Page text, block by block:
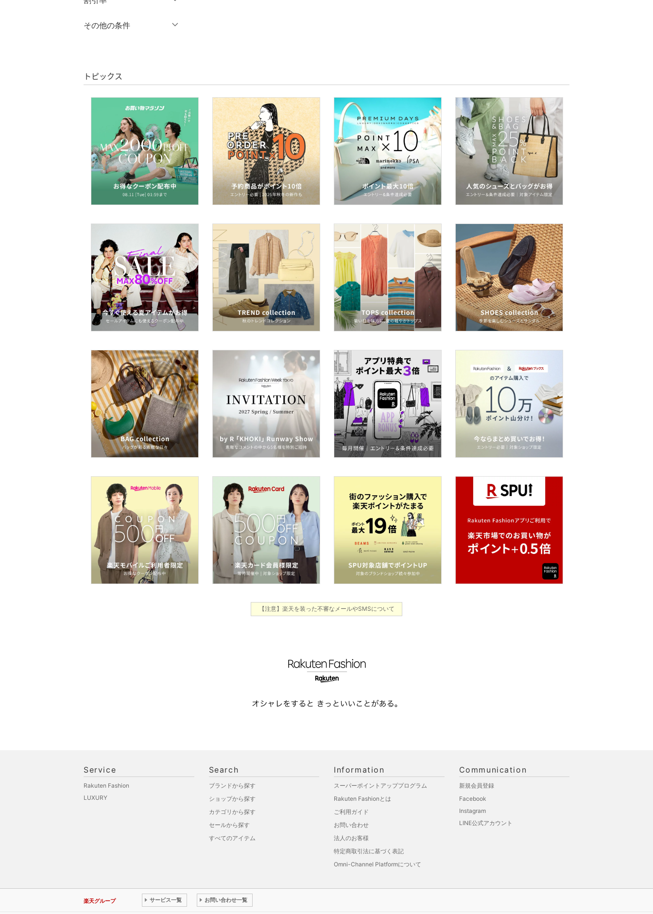
ーオール
バッグ
ファッション雑貨
アクセサリー・腕時計
財布・ポーチ・ケース
ヘアアクセサリー
ー用品
スーツ・フォーマル
水着・スイムグッズ
着物・浴衣・和装小物
スキンケア
ベースメイク
メイクアップ
ネイル
ボディケア・オーラルケ
ア
ヘアケア
フレグランス
メイク道具・美容器具
コフレ・キット・セット
インテリア・生活雑貨
スマホグッズ・オーディ
オ機器
絞り込み
％OFF～ ％OFF
その他の条件
クリア 絞り込み
トピックス
【注意】楽天を装った不審なメールやSMSについて
Service
Rakuten Fashion
LUXURY
Search
ブランドから探す
ショップから探す
カテゴリから探す
セールから探す
すべてのアイテム
Information
スーパーポイントアッププログラム
Rakuten Fashionとは
ご利用ガイド
お問い合わせ
法人のお客様
特定商取引法に基づく表記
Omni-Channel Platformについて
Communication
新規会員登録
Facebook
Instagram
LINE公式アカウント
楽天グループ サービス一覧 お問い合わせ一覧